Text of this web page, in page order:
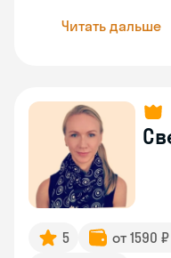
Читать дальше
5 от 1590